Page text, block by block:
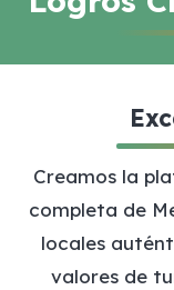
Creamos la
completa de
locales
valores de